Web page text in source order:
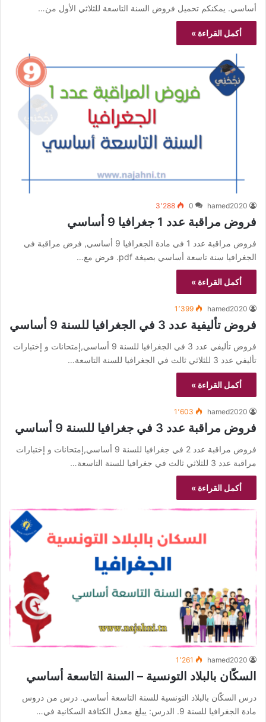
أساسي. يمكنكم تحميل فروض السنة التاسعة للثلاثي الأول من…
أكمل القراءة »
hamed2020
0 3٬288
فروض مراقبة عدد 1 جغرافيا 9 أساسي
فروض مراقبة عدد 1 في مادة الجغرافيا 9 أساسي, فرض مراقبة في
الجغرافيا سنة تاسعة أساسي بصيغة pdf. فرض مع…
أكمل القراءة »
hamed2020 1٬399
فروض تأليفية عدد 3 في الجغرافيا للسنة 9 أساسي
فروض تأليفي عدد 3 في الجغرافيا للسنة 9 أساسي,إمتحانات و إختبارات
تأليفي عدد 3 للثلاثي ثالث في الجغرافيا للسنة التاسعة…
أكمل القراءة »
hamed2020 1٬603
فروض مراقبة عدد 3 في جغرافيا للسنة 9 أساسي
فروض مراقبة عدد 2 في جغرافيا للسنة 9 أساسي,إمتحانات و إختبارات
مراقبة عدد 3 للثلاثي ثالث في جغرافيا للسنة التاسعة…
أكمل القراءة »
hamed2020 1٬261
السكّان بالبلاد التونسية – السنة التاسعة أساسي
درس السكّان بالبلاد التونسية للسنة التاسعة أساسي. درس من دروس
مادة الجغرافيا للسنة 9. الدرس: يبلغ معدل الكثافة السكانية في…